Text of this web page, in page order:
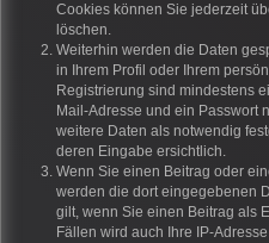
Cookies können Sie jederzeit
löschen.
Weiterhin werden die Daten
in Ihrem Profil oder Ihrem
Registrierung sind mindestens
Mail-Adresse und ein Passwort
weitere Daten als notwendig
deren Eingabe ersichtlich.
Wenn Sie einen Beitrag oder
werden die dort eingegebenen
gilt, wenn Sie einen Beitrag als
Fällen wird auch Ihre IP-